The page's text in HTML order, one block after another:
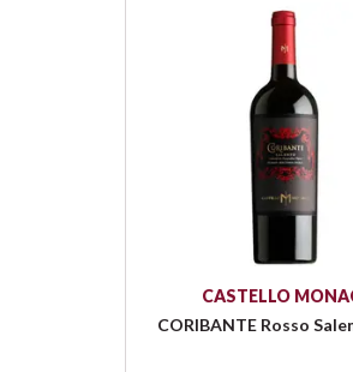
CASTELLO
CORIBANTE Rosso